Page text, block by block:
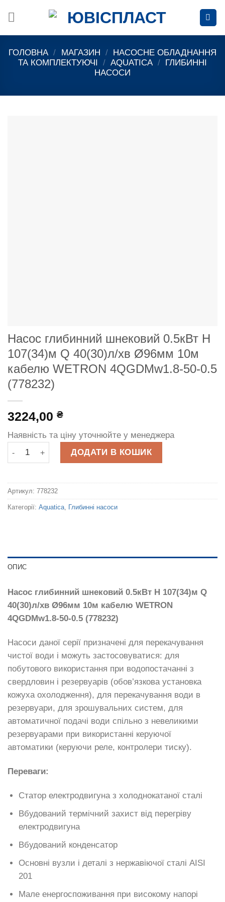
ГОЛОВНА / МАГАЗИН /
НАСОСНЕ ОБЛАДНАННЯ
ТА КОМПЛЕКТУЮЧІ / AQUATICA / ГЛИБИННІ
НАСОСИ
Насос глибинний шнековий 0.5кВт H
107(34)м Q 40(30)л/хв Ø96мм 10м
кабелю WETRON 4QGDMw1.8-50-0.5
(778232)
3224,00 ₴
Наявність та ціну уточнюйте у менеджера
Насос глибинний шнековий 0.5кВт H 107(34)м Q 40(30)л/
ДОДАТИ В КОШИК
Артикул: 778232
Категорії: Aquatica Глибинні насоси
ОПИС
Насос глибинний шнековий 0.5кВт H 107(34)м Q
40(30)л/хв Ø96мм 10м кабелю WETRON
4QGDMw1.8-50-0.5 (778232)
Насоси даної серії призначені для перекачування
чистої води і можуть застосовуватися: для
побутового використання при водопостачанні з
свердловин і резервуарів (обов’язкова установка
кожуха охолодження), для перекачування води в
резервуари, для зрошувальних систем, для
автоматичної подачі води спільно з невеликими
резервуарами при використанні керуючої
автоматики (керуючи реле, контролери тиску).
Переваги:
Статор електродвигуна з холоднокатаної сталі
Вбудований термічний захист від перегріву
електродвигуна
Вбудований конденсатор
Основні вузли і деталі з нержавіючої сталі AISI
201
Мале енергоспоживання при високому напорі